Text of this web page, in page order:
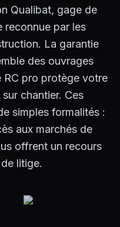
Qualibat, gage de
reconnue par les
La garantie
des ouvrages
RC pro protège votre
chantier. Ces
simples formalités :
aux marchés de
offrent un recours
litige.